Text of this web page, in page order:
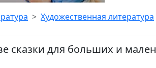
Художественная литература
сказки для больших и